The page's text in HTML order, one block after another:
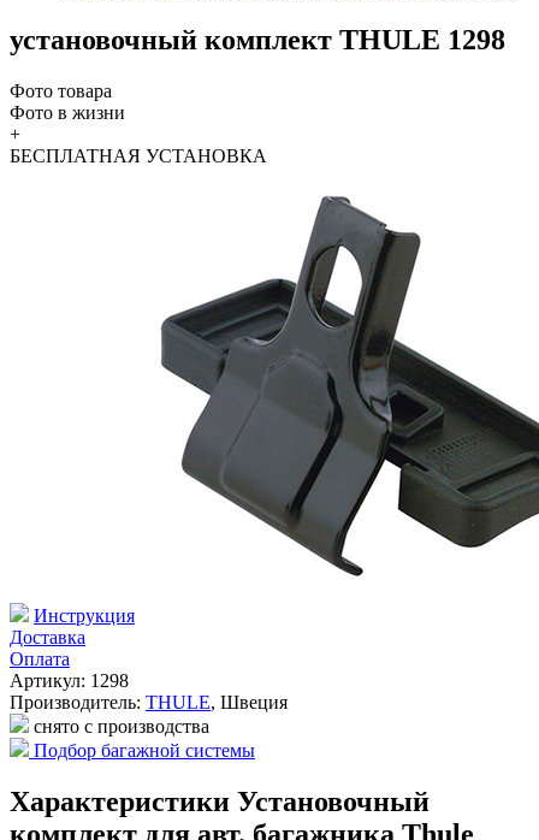
установочный комплект THULE 1298
Фото товара
Фото в жизни
+
БЕСПЛАТНАЯ УСТАНОВКА
Инструкция
Доставка
Оплата
Артикул: 1298
Производитель: THULE, Швеция
снято с производства
Подбор багажной системы
Характеристики Установочный
комплект для авт. багажника Thule